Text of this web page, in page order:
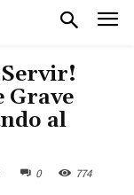
Servir!
Grave
al
0 774